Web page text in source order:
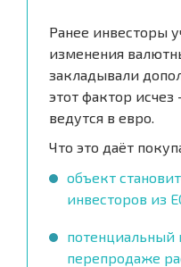
Ранее инвесторы
изменения
закладывали
этот фактор
ведутся в евро.
Что это даёт
объект
инвесторов из
потенциальный
перепродаже